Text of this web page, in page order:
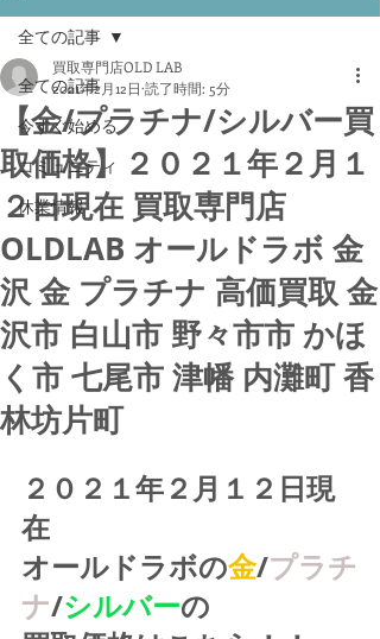
全ての記事
今すぐ始める
コミュニティ
休業情報
全ての記事
【金/プラチナ/シルバー買
取価格】２０２１年２月１
２日現在 買取専門店
OLDLAB オールドラボ 金
沢 金 プラチナ 高価買取 金
沢市 白山市 野々市市 かほ
く市 七尾市 津幡 内灘町 香
林坊片町
買取専門店OLD LAB
2021年2月12日 読了時間: 5分
２０２１年２月１２日現
在
オールドラボの金/プラチ
ナ/シルバーの